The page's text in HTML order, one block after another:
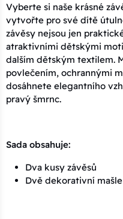
Vyberte si naše krásné
vytvořte pro své dítě
závěsy nejsou jen
atraktivními dětskými
dalším dětským textilem.
povlečením, ochrannými
dosáhnete elegantního
pravý šmrnc.
Sada obsahuje:
Dva kusy závěsů
Dvě dekorativní mašle